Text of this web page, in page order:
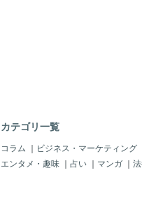
い！」し～、「タブレット端末」だけ
しょ～？！メール位しか「連絡方法」
いじゃん。なんか雑誌ムーの編集長
「三上」さんみたいじゃ。彼も携帯は
ってナイ！「タブレット」だけ？だ
カテゴリ一覧
コラム ｜ ビジネス・マーケティング
エンタメ・趣味 ｜ 占い ｜ マンガ ｜